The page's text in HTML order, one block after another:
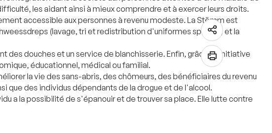
les aidant ainsi à mieux comprendre et à exercer leurs droits.
accessible aux personnes à revenu modeste. La Stëmm est
(lavage, tri et redistribution d'uniformes sportifs) et la
douches et un service de blanchisserie. Enfin, grâce à l’initiative
éducationnel, médical ou familial.
la vie des sans-abris, des chômeurs, des bénéficiaires du revenu
que des individus dépendants de la drogue et de l'alcool.
a la possibilité de s'épanouir et de trouver sa place. Elle lutte contre